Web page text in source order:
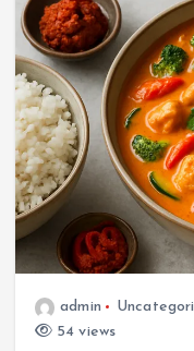
admin
54 views